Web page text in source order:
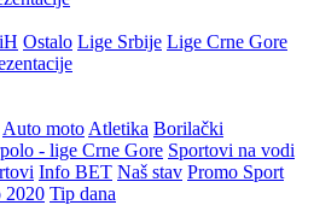
Ostalo Lige Srbije Lige Crne Gore
Auto moto Atletika Borilački
- lige Crne Gore Sportovi na vodi
Info BET Naš stav Promo Sport
2020 Tip dana